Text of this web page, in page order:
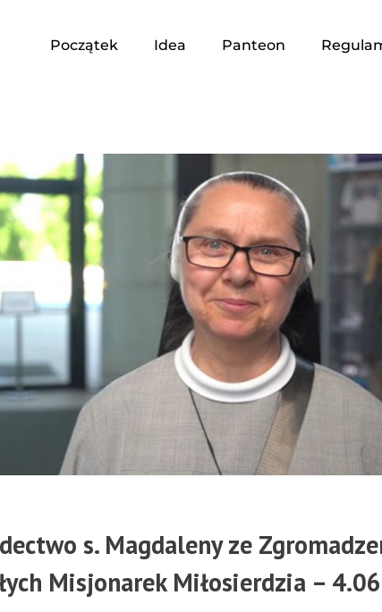
Początek Idea Panteon
s. Magdaleny ze
Misjonarek Miłosierdzia –